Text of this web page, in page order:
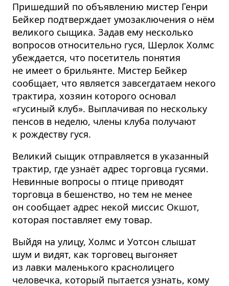
Пришедший по объявлению мистер Генри
Бейкер подтверждает умозаключения о нём
великого сыщика. Задав ему несколько
вопросов относительно гуся, Шерлок Холмс
убеждается, что посетитель понятия
не имеет о брильянте. Мистер Бейкер
сообщает, что является завсегдатаем некого
трактира, хозяин которого основал
«гусиный клуб». Выплачивая по нескольку
пенсов в неделю, члены клуба получают
к рождеству гуся.
Великий сыщик отправляется в указанный
трактир, где узнаёт адрес торговца гусями.
Невинные вопросы о птице приводят
торговца в бешенство, но тем не менее
он сообщает адрес некой миссис Окшот,
которая поставляет ему товар.
Выйдя на улицу, Холмс и Уотсон слышат
шум и видят, как торговец выгоняет
из лавки маленького краснолицего
человечка, который пытается узнать, кому